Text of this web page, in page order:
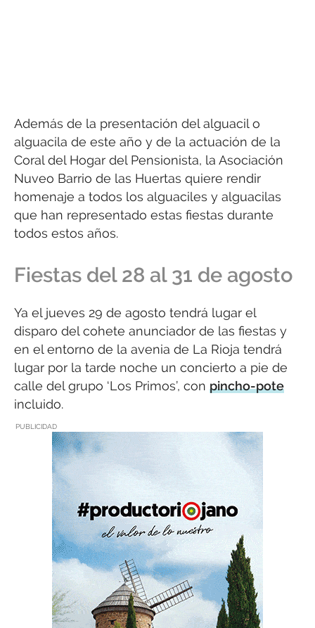
Además de la presentación del alguacil o
alguacila de este año y de la actuación de la
Coral del Hogar del Pensionista, la Asociación
Nuveo Barrio de las Huertas quiere rendir
homenaje a todos los alguaciles y alguacilas
que han representado estas fiestas durante
todos estos años.
Fiestas del 28 al 31 de agosto
Ya el jueves 29 de agosto tendrá lugar el
disparo del cohete anunciador de las fiestas y
en el entorno de la avenia de La Rioja tendrá
lugar por la tarde noche un concierto a pie de
calle del grupo ‘Los Primos’, con pincho-pote
incluido.
PUBLICIDAD